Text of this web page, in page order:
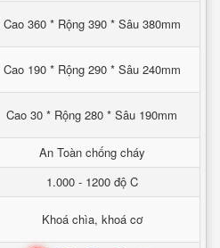
Cao 360 * Rộng 390 * Sâu 380mm
Cao 190 * Rộng 290 * Sâu 240mm
Cao 30 * Rộng 280 * Sâu 190mm
An Toàn chống cháy
1.000 - 1200 độ C
Khoá chìa, khoá cơ